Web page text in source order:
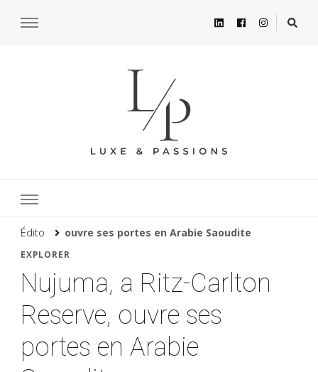
Édito ouvre ses portes en Arabie Saoudite
EXPLORER
Nujuma, a Ritz-Carlton
Reserve, ouvre ses
portes en Arabie